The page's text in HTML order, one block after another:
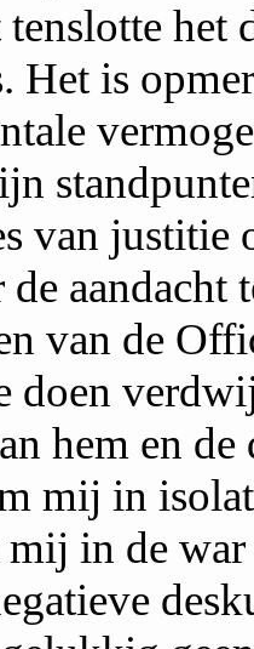
tenslotte het
Het is
van justitie
aandacht
van de
doen
hem en
mij in
in de war